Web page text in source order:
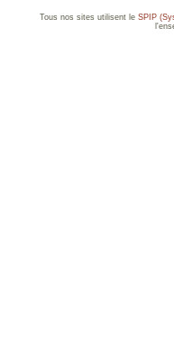
Tous nos sites utilisent le SPIP